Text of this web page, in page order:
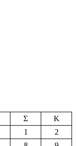
Σ
Κ
1
2